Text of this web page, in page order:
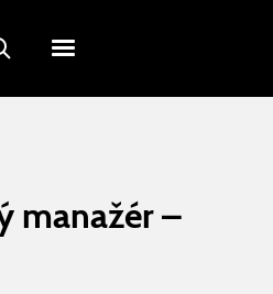
Humanet
manažér –